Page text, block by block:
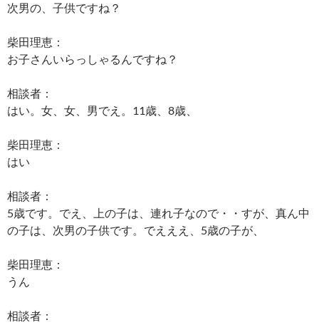
次男の、子供ですね？
柴田理恵：
お子さんいらっしゃるんですね？
相談者：
はい。女、女、男でえ。11歳、8歳、
柴田理恵：
はい
相談者：
5歳です。でえ、上の子は、連れ子なので・・すが、真ん中
の子は、次男の子供です。でえええ、5歳の子が、
柴田理恵：
うん
相談者：